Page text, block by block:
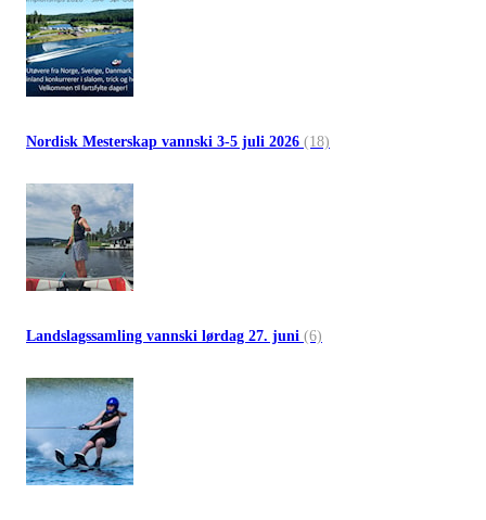
Nordisk Mesterskap vannski 3-5 juli 2026 (18)
Landslagssamling vannski lørdag 27. juni (6)